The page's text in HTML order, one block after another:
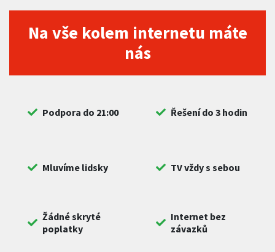
Na vše kolem internetu máte
nás
Podpora do 21:00 Řešení do 3 hodin
Mluvíme lidsky TV vždy s sebou
Žádné skryté
poplatky
Internet bez
závazků